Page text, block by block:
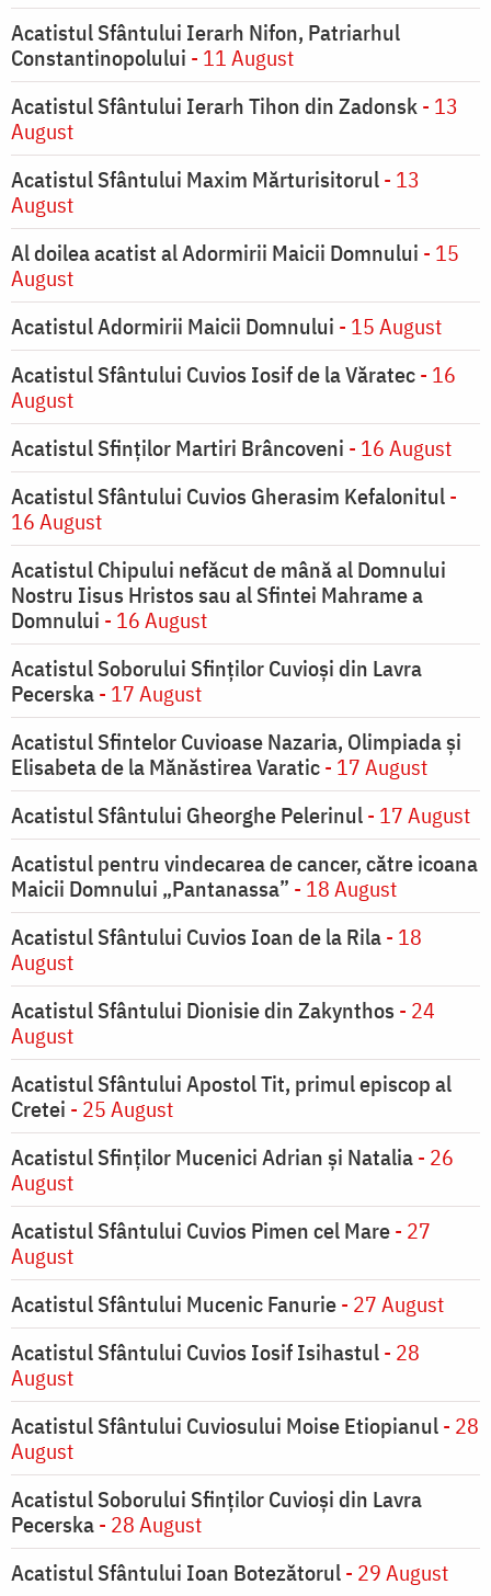
Acatistul Sfântului Ierarh Nifon, Patriarhul
Constantinopolului - 11 August
Acatistul Sfântului Ierarh Tihon din Zadonsk- 13
August
Acatistul Sfântului Maxim Mărturisitorul- 13
August
Al doilea acatist al Adormirii Maicii Domnului - 15
August
Acatistul Adormirii Maicii Domnului - 15 August
Acatistul Sfântului Cuvios Iosif de la Văratec- 16
August
Acatistul Sfinților Martiri Brâncoveni - 16 August
Acatistul Sfântului Cuvios Gherasim Kefalonitul-
16 August
Acatistul Chipului nefăcut de mână al Domnului
Nostru Iisus Hristos sau al Sfintei Mahrame a
Domnului - 16 August
Acatistul Soborului Sfinților Cuvioși din Lavra
Pecerska- 17 August
Acatistul Sfintelor Cuvioase Nazaria, Olimpiada și
Elisabeta de la Mănăstirea Varatic- 17 August
Acatistul Sfântului Gheorghe Pelerinul- 17 August
Acatistul pentru vindecarea de cancer, către icoana
Maicii Domnului „Pantanassa” - 18 August
Acatistul Sfântului Cuvios Ioan de la Rila- 18
August
Acatistul Sfântului Dionisie din Zakynthos - 24
August
Acatistul Sfântului Apostol Tit, primul episcop al
Cretei - 25 August
Acatistul Sfinților Mucenici Adrian și Natalia- 26
August
Acatistul Sfântului Cuvios Pimen cel Mare- 27
August
Acatistul Sfântului Mucenic Fanurie- 27 August
Acatistul Sfântului Cuvios Iosif Isihastul- 28
August
Acatistul Sfântului Cuviosului Moise Etiopianul- 28
August
Acatistul Soborului Sfinților Cuvioși din Lavra
Pecerska- 28 August
Acatistul Sfântului Ioan Botezătorul- 29 August